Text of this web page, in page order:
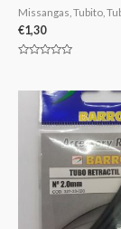
Missangas, Tubito,
€1,30